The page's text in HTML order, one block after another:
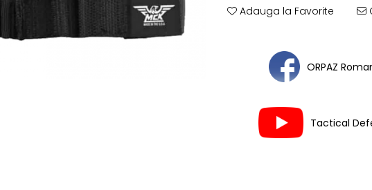
Adauga la Favorite
ORPAZ
Tactical